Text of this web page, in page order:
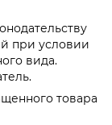
при условии
вида.
товара